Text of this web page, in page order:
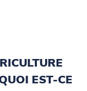
EST-CE